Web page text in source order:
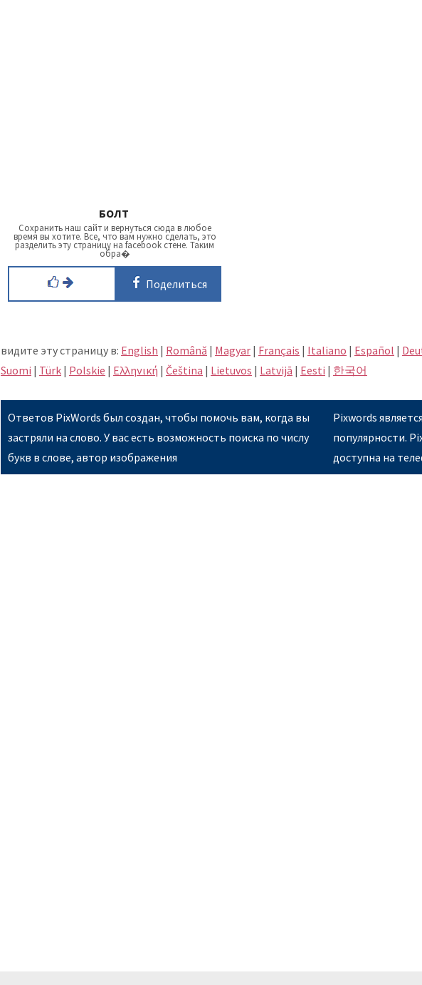
БОЛТ
Сохранить наш сайт и вернуться сюда в любое
время вы хотите. Все, что вам нужно сделать, это
разделить эту страницу на facebook стене. Таким
обра�
Поделиться
видите эту страницу в: English | Română | Magyar | Français | Italiano | Español |
Suomi | Türk | Polskie | Eλληνική | Čeština | Lietuvos | Latvijā | Eesti | 한국어
Ответов PixWords был создан, чтобы помочь вам, когда вы
застряли на слово. У вас есть возможность поиска по числу
букв в слове, автор изображения
Pixwords
популярности.
доступна на